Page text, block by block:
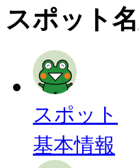
スポット名
スポット
基本情報